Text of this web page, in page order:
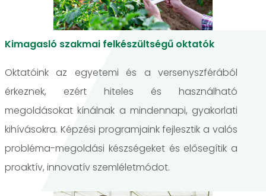
Kimagasló szakmai felkészültségű oktatók
Oktatóink az egyetemi és a versenyszférából
érkeznek, ezért hiteles és használható
megoldásokat kínálnak a mindennapi, gyakorlati
kihívásokra. Képzési programjaink fejlesztik a valós
probléma-megoldási készségeket és elősegítik a
proaktív, innovatív szemléletmódot.